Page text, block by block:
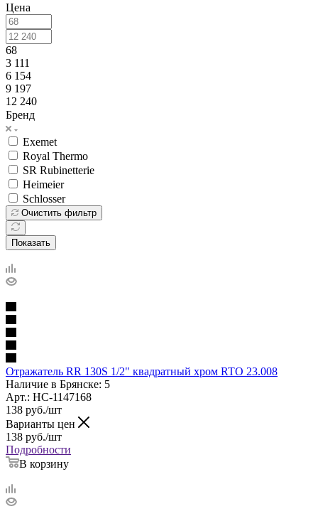
Цена
68
3 111
6 154
9 197
12 240
Бренд
Exemet
Royal Thermo
SR Rubinetterie
Heimeier
Schlosser
Очистить фильтр
Показать
Отражатель RR 130S 1/2" квадратный хром RTO 23.008
Наличие в Брянске: 5
Арт.: НС-1147168
138 руб./шт
Варианты цен
138 руб./шт
Подробности
В корзину